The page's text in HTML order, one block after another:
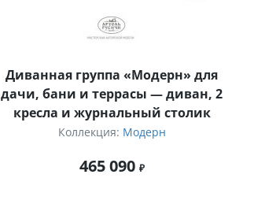
Диванная группа «Модерн» для
дачи, бани и террасы — диван, 2
кресла и журнальный столик
Коллекция: Модерн
465 090